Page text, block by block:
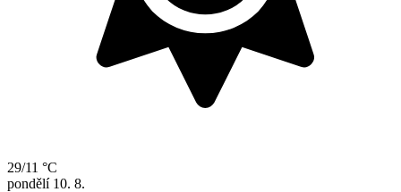
29/11 °C
pondělí 10. 8.